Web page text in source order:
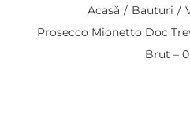
Acasă Bauturi
Prosecco Mionetto Doc
Brut –